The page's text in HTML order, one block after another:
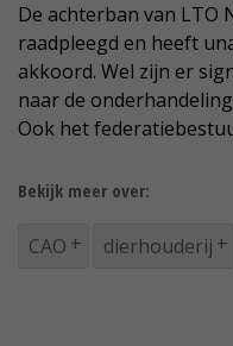
De achterban van LTO
raadpleegd en heeft
akkoord. Wel zijn er
naar de
Ook het
Bekijk meer over:
CAO dierhouderij